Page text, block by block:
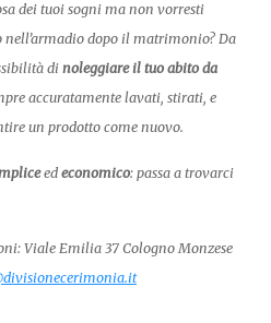
dei tuoi sogni ma non vorresti
nell’armadio dopo il matrimonio? Da
di noleggiare il tuo abito da
accuratamente lavati, stirati, e
un prodotto come nuovo.
ed economico: passa a trovarci
Viale Emilia 37 Cologno Monzese